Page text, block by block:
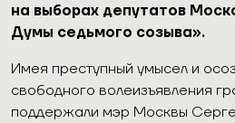
на выборах депутатов
Думы седьмого созыва».
Имея преступный умысел и
свободного волеизъявления
поддержали мэр Москвы